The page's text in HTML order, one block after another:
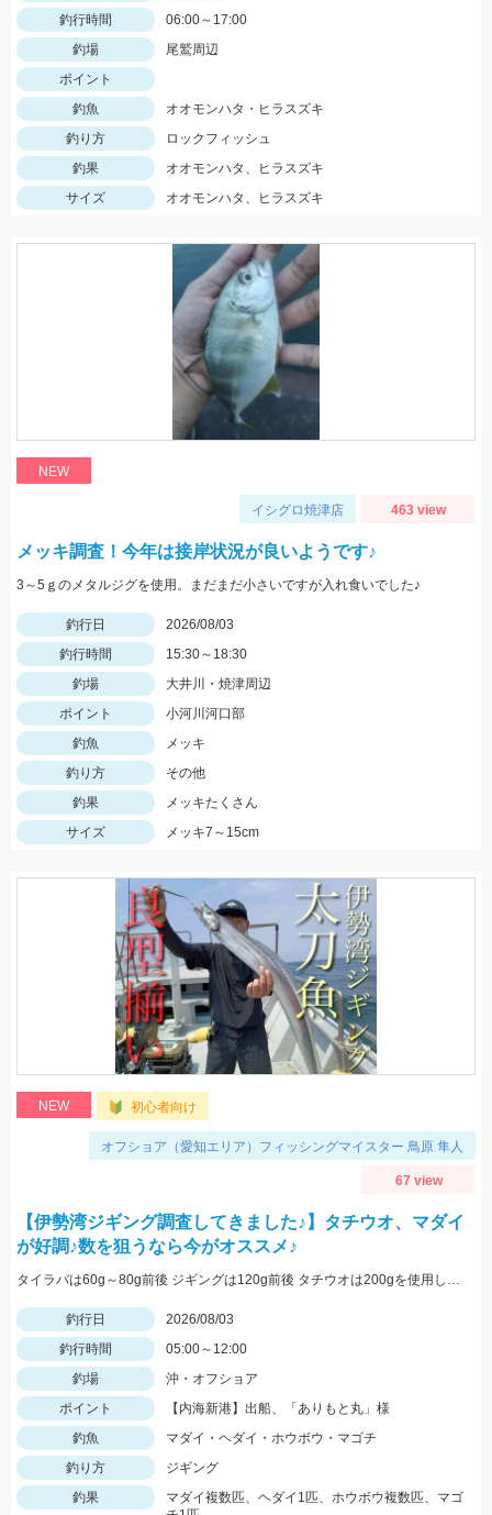
釣行時間
06:00～17:00
釣場
尾鷲周辺
ポイント
釣魚
オオモンハタ・ヒラスズキ
釣り方
ロックフィッシュ
釣果
オオモンハタ、ヒラスズキ
サイズ
オオモンハタ、ヒラスズキ
NEW
イシグロ焼津店 463 view
メッキ調査！今年は接岸状況が良いようです♪
3～5ｇのメタルジグを使用。まだまだ小さいですが入れ食いでした♪
釣行日
2026/08/03
釣行時間
15:30～18:30
釣場
大井川・焼津周辺
ポイント
小河川河口部
釣魚
メッキ
釣り方
その他
釣果
メッキたくさん
サイズ
メッキ7～15cm
NEW 初心者向け
オフショア（愛知エリア）フィッシングマイスター 鳥原 隼人
67 view
【伊勢湾ジギング調査してきました♪】タチウオ、マダイ
が好調♪数を狙うなら今がオススメ♪
タイラバは60g～80g前後 ジギングは120g前後 タチウオは200gを使用しました
釣行日
2026/08/03
釣行時間
05:00～12:00
釣場
沖・オフショア
ポイント
【内海新港】出船、「ありもと丸」様
釣魚
マダイ・ヘダイ・ホウボウ・マゴチ
釣り方
ジギング
釣果
マダイ複数匹、ヘダイ1匹、ホウボウ複数匹、マゴ